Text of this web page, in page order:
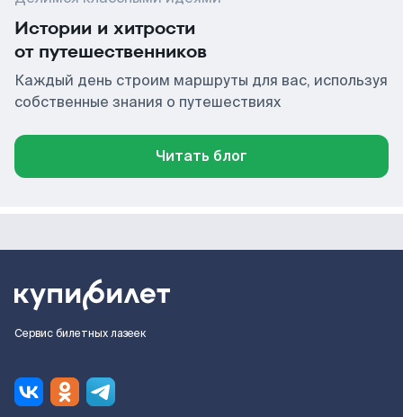
Истории и хитрости
от путешественников
Каждый день строим маршруты для вас, используя
собственные знания о путешествиях
Читать блог
Сервис билетных лазеек